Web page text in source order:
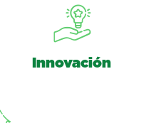
Innovación